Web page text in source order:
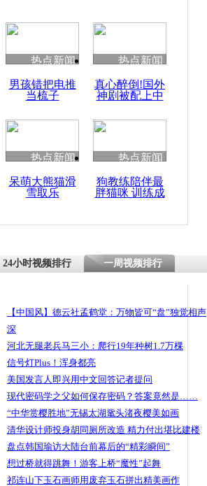
因
度苗族花山节
魂
热点新闻
男孩错把电推
当梳子
热点新闻
真心醉倒!国外
神剧被配上中
热点新闻
呆萌大熊猫滑
雪取乐
热点新闻
狗教练陪伴最
胖猫咪 训练成
24小时视频排行 一周视频排行
【中国风】德云社孟鹤堂：万物皆可“盘”独觉相声
深
河北无腿老兵马三小：爬行19年种树1.7万棵
信号灯Plus！浑身都亮
美国发言人即兴用中文回答记者提问
现代密码学之父如何保存密码？答案竟然是……
“中华赏樱胜地”无锡太湖鼋头渚夜樱美如画
清华设计师投身胡同厕所改造 精力付出堪比建楼
盘点韩国瑜访大陆台前幕后的“精彩瞬间”
想过桥就得跳舞！游客上桥“魔性”起舞
祁连山下玉石画师用废弃玉石拼出精美画作